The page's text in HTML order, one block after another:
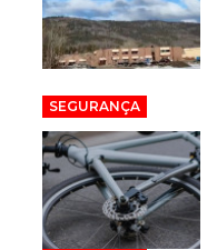
SEGURANÇA